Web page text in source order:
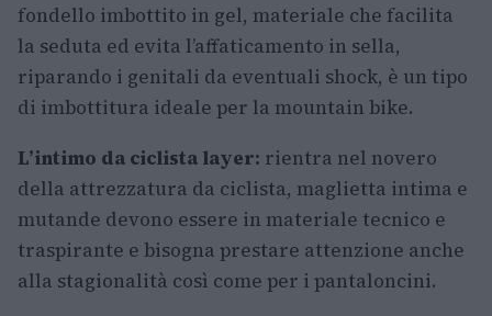
fondello imbottito in gel, materiale che facilita
la seduta ed evita l’affaticamento in sella,
riparando i genitali da eventuali shock, è un tipo
di imbottitura ideale per la mountain bike.
L’intimo da ciclista layer: rientra nel novero
della attrezzatura da ciclista, maglietta intima e
mutande devono essere in materiale tecnico e
traspirante e bisogna prestare attenzione anche
alla stagionalità così come per i pantaloncini.